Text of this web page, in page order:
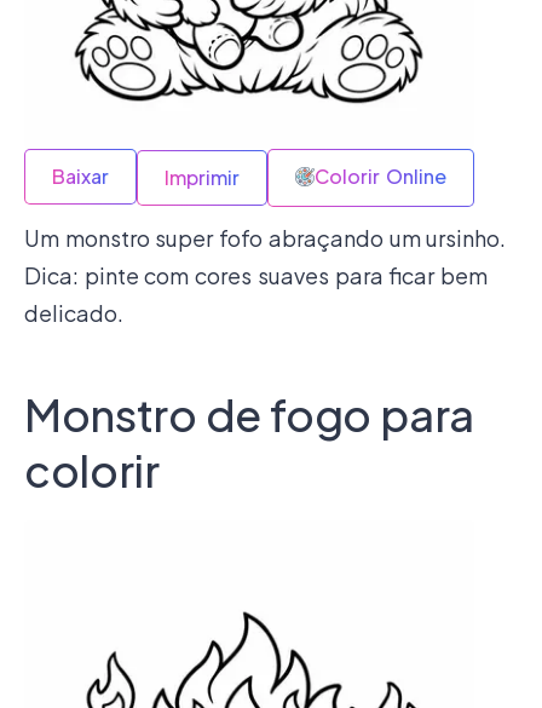
Baixar Imprimir Colorir Online
Um monstro super fofo abraçando um ursinho.
Dica: pinte com cores suaves para ficar bem
delicado.
Monstro de fogo para
colorir